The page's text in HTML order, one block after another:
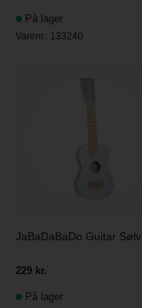
På lager
Varenr.: 133240
JaBaDaBaDo Guitar Sølv
229 kr.
På lager